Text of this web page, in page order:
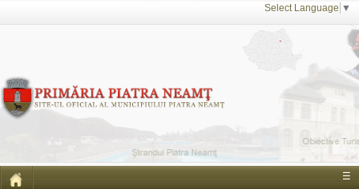
Select Language ▼
☰